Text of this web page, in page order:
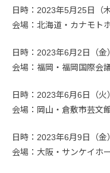
日時：2023年5月25日
会場：北海道・カナモト
日時：2023年6月2日（
会場：福岡・福岡国際会
日時：2023年6月6日（
会場：岡山・倉敷市芸文
日時：2023年6月9日（
会場：大阪・サンケイホ